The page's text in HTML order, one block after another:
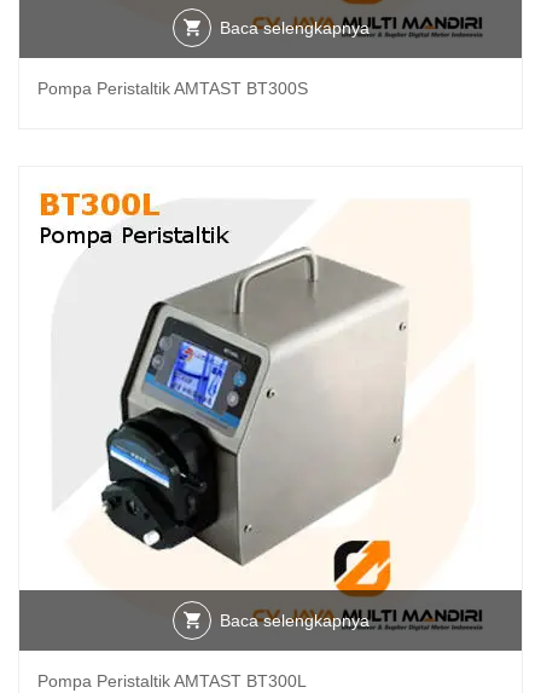
Baca selengkapnya
Pompa Peristaltik AMTAST BT300S
Baca selengkapnya
Pompa Peristaltik AMTAST BT300L